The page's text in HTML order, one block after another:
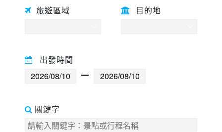
世界臻旅
歐洲之旅
旅遊區域 目的地
出發時間
關鍵字